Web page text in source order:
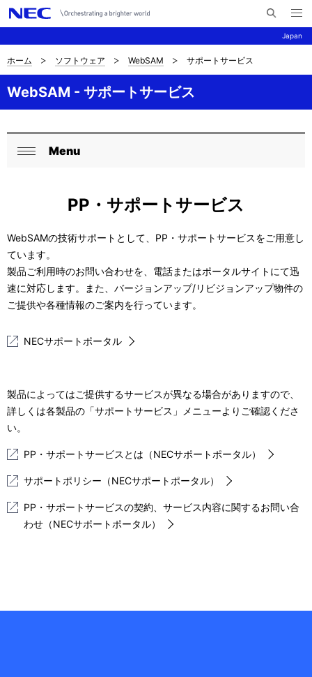
Japan
イ
メ
ニ
ュ
ナ
ビ
ゲ
ー
サ
イ
位
置
を
示
て
い
ま
す
。
ホーム ソフトウェア WebSAM サポートサービス
WebSAM - サポートサービス
ロ
ル
ナ
ビ
ゲ
ー
ョ
ン
Menu
PP・サポートサービス
WebSAMの技術サポートとして、PP・サポートサービスをご用意し
ています。
製品ご利用時のお問い合わせを、電話またはポータルサイトにて迅
速に対応します。また、バージョンアップ/リビジョンアップ物件の
ご提供や各種情報のご案内を行っています。
NECサポートポータル
製品によってはご提供するサービスが異なる場合がありますので、
詳しくは各製品の「サポートサービス」メニューよりご確認くださ
い。
PP・サポートサービスとは（NECサポートポータル）
サポートポリシー（NECサポートポータル）
PP・サポートサービスの契約、サービス内容に関するお問い合
わせ（NECサポートポータル）